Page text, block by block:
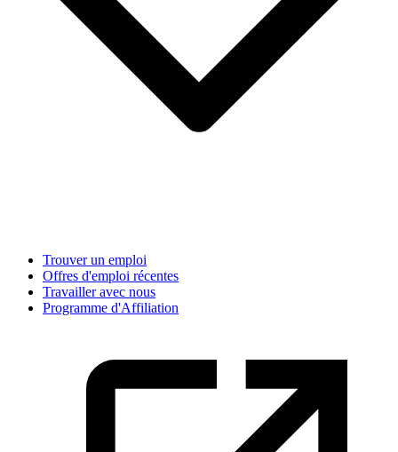
Trouver un emploi
Offres d'emploi récentes
Travailler avec nous
Programme d'Affiliation